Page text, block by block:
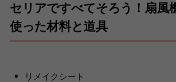
セリアですべてそろう！扇風
使った材料と道具
リメイクシート